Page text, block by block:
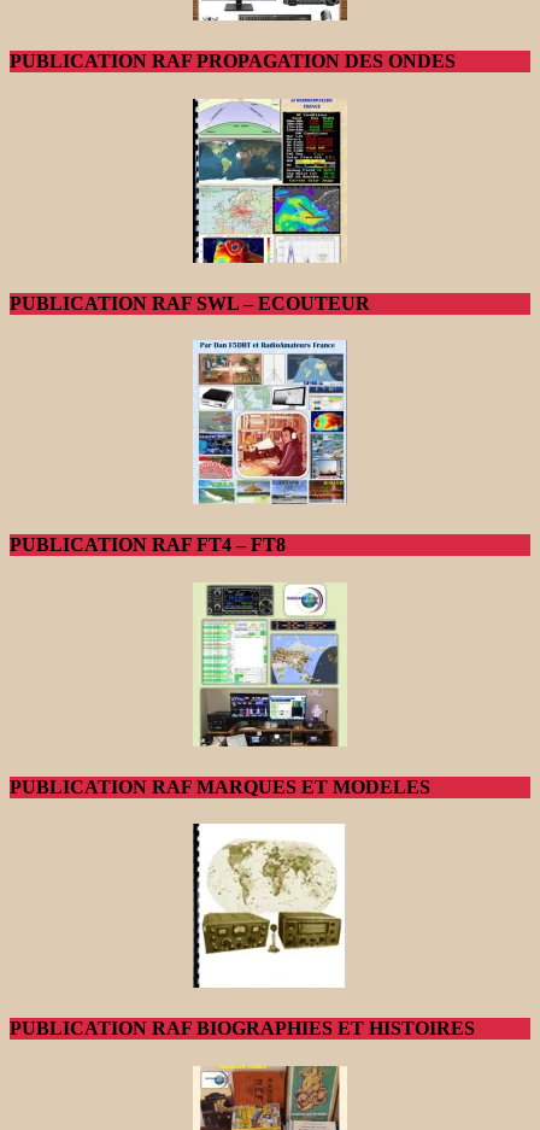
PUBLICATION RAF PROPAGATION DES ONDES
PUBLICATION RAF SWL – ECOUTEUR
PUBLICATION RAF FT4 – FT8
PUBLICATION RAF MARQUES ET MODELES
PUBLICATION RAF BIOGRAPHIES ET HISTOIRES